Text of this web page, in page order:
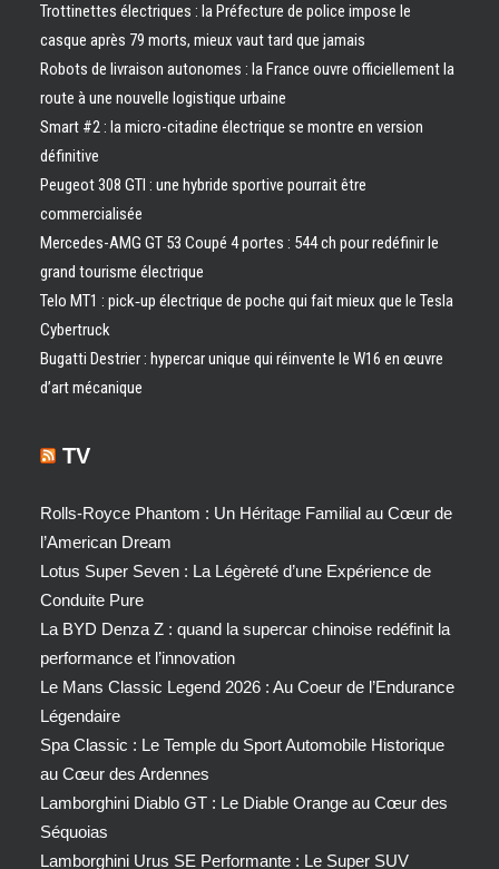
Trottinettes électriques : la Préfecture de police impose le
casque après 79 morts, mieux vaut tard que jamais
Robots de livraison autonomes : la France ouvre officiellement la
route à une nouvelle logistique urbaine
Smart #2 : la micro-citadine électrique se montre en version
définitive
Peugeot 308 GTI : une hybride sportive pourrait être
commercialisée
Mercedes-AMG GT 53 Coupé 4 portes : 544 ch pour redéfinir le
grand tourisme électrique
Telo MT1 : pick‑up électrique de poche qui fait mieux que le Tesla
Cybertruck
Bugatti Destrier : hypercar unique qui réinvente le W16 en œuvre
d’art mécanique
TV
Rolls-Royce Phantom : Un Héritage Familial au Cœur de
l’American Dream
Lotus Super Seven : La Légèreté d’une Expérience de
Conduite Pure
La BYD Denza Z : quand la supercar chinoise redéfinit la
performance et l’innovation
Le Mans Classic Legend 2026 : Au Coeur de l’Endurance
Légendaire
Spa Classic : Le Temple du Sport Automobile Historique
au Cœur des Ardennes
Lamborghini Diablo GT : Le Diable Orange au Cœur des
Séquoias
Lamborghini Urus SE Performante : Le Super SUV